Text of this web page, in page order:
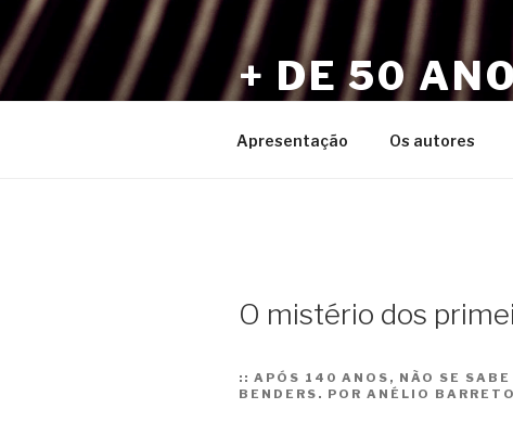
Pular
para
o
conteúdo
+ DE 50
Apresentação Os autores
O mistério dos
:: APÓS 140 ANOS, NÃO SE SABE
BENDERS. POR ANÉLIO BARRETO